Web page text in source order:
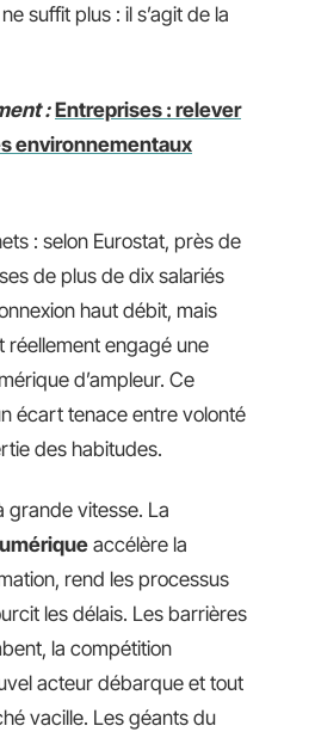
suffit plus : il s’agit de la
: Entreprises : relever
environnementaux
: selon Eurostat, près de
de plus de dix salariés
haut débit, mais
réellement engagé une
d’ampleur. Ce
écart tenace entre volonté
des habitudes.
grande vitesse. La
accélère la
rend les processus
les délais. Les barrières
la compétition
acteur débarque et tout
vacille. Les géants du